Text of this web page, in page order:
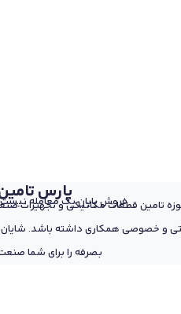
پارس
فروش پایان یک معامله
پرسنل مجرب و متخصص در حوزه تامین قطعات
خصوصی همکاری داشته باشد.
بصرفه را برای شما